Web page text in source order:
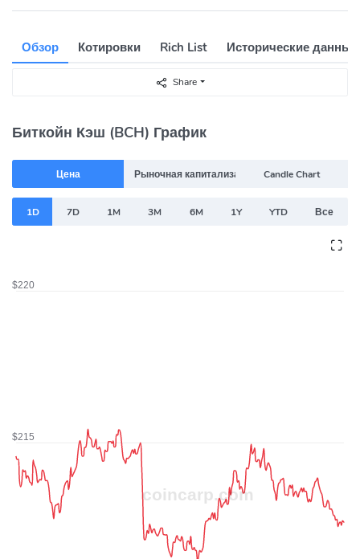
Обзор Котировки Rich List Исторические данные
Share
Биткойн Кэш (BCH) График
Цена Рыночная капитализация Candle Chart
1D 7D 1M 3M 6M 1Y YTD Все